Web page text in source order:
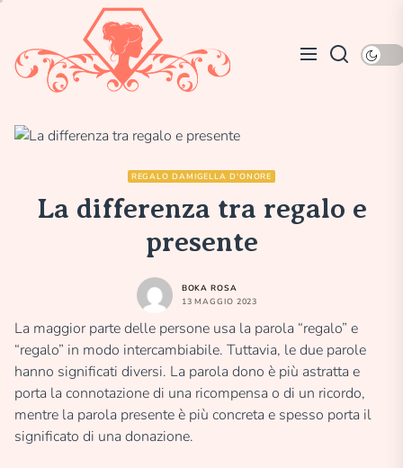
the
content
REGALO DAMIGELLA D'ONORE
La differenza tra regalo e
presente
BOKA ROSA
13 MAGGIO 2023
La maggior parte delle persone usa la parola “regalo” e
“regalo” in modo intercambiabile. Tuttavia, le due parole
hanno significati diversi. La parola dono è più astratta e
porta la connotazione di una ricompensa o di un ricordo,
mentre la parola presente è più concreta e spesso porta il
significato di una donazione.